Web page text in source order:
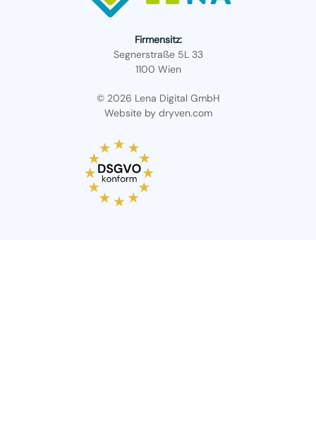
Firmensitz:
Segnerstraße 5L 33
1100 Wien
© 2026 Lena Digital GmbH
Website by dryven.com